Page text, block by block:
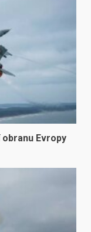
obranu Evropy